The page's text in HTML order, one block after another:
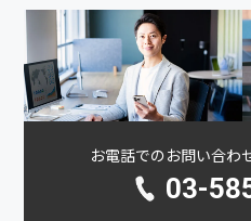
お電話でのお問い合わ
03-